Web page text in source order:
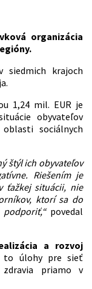
organizácia
krajoch
1,24 mil. EUR je
obyvateľov
sociálnych
štýl ich obyvateľov
Riešením je
ťažkej situácii, nie
ktorí sa do
povedal
a rozvoj
úlohy pre sieť
priamo v